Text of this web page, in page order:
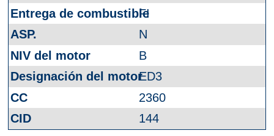
FI
N
B
ED3
2360
144